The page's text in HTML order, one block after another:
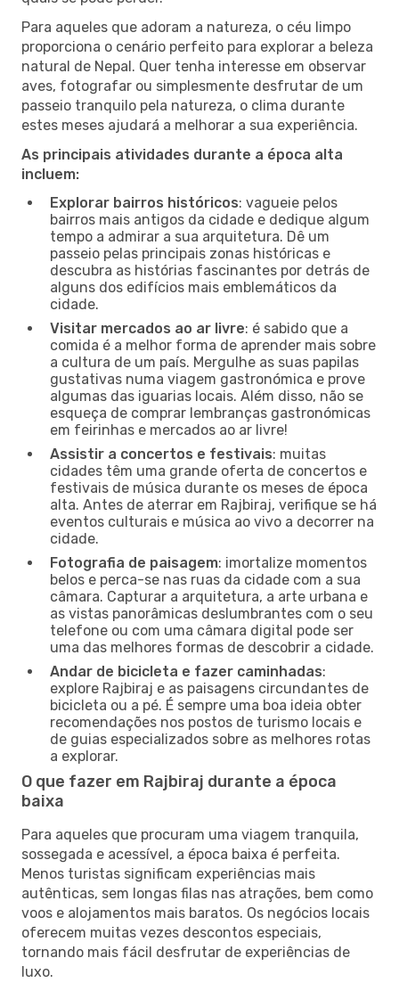
Para aqueles que adoram a natureza, o céu limpo
proporciona o cenário perfeito para explorar a beleza
natural de Nepal. Quer tenha interesse em observar
aves, fotografar ou simplesmente desfrutar de um
passeio tranquilo pela natureza, o clima durante
estes meses ajudará a melhorar a sua experiência.
As principais atividades durante a época alta
incluem:
Explorar bairros históricos: vagueie pelos
bairros mais antigos da cidade e dedique algum
tempo a admirar a sua arquitetura. Dê um
passeio pelas principais zonas históricas e
descubra as histórias fascinantes por detrás de
alguns dos edifícios mais emblemáticos da
cidade.
Visitar mercados ao ar livre: é sabido que a
comida é a melhor forma de aprender mais sobre
a cultura de um país. Mergulhe as suas papilas
gustativas numa viagem gastronómica e prove
algumas das iguarias locais. Além disso, não se
esqueça de comprar lembranças gastronómicas
em feirinhas e mercados ao ar livre!
Assistir a concertos e festivais: muitas
cidades têm uma grande oferta de concertos e
festivais de música durante os meses de época
alta. Antes de aterrar em Rajbiraj, verifique se há
eventos culturais e música ao vivo a decorrer na
cidade.
Fotografia de paisagem: imortalize momentos
belos e perca-se nas ruas da cidade com a sua
câmara. Capturar a arquitetura, a arte urbana e
as vistas panorâmicas deslumbrantes com o seu
telefone ou com uma câmara digital pode ser
uma das melhores formas de descobrir a cidade.
Andar de bicicleta e fazer caminhadas:
explore Rajbiraj e as paisagens circundantes de
bicicleta ou a pé. É sempre uma boa ideia obter
recomendações nos postos de turismo locais e
de guias especializados sobre as melhores rotas
a explorar.
O que fazer em Rajbiraj durante a época
baixa
Para aqueles que procuram uma viagem tranquila,
sossegada e acessível, a época baixa é perfeita.
Menos turistas significam experiências mais
autênticas, sem longas filas nas atrações, bem como
voos e alojamentos mais baratos. Os negócios locais
oferecem muitas vezes descontos especiais,
tornando mais fácil desfrutar de experiências de
luxo.